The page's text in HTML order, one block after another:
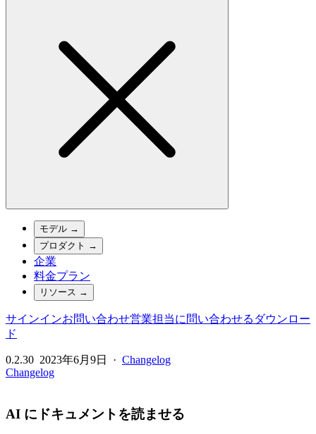
モデル →
プロダクト →
企業
料金プラン
リソース →
サインインお問い合わせ営業担当に問い合わせる ダウンロー
ド
0.2.30 2023年6月9日 · Changelog
Changelog
AI にドキュメントを読ませる